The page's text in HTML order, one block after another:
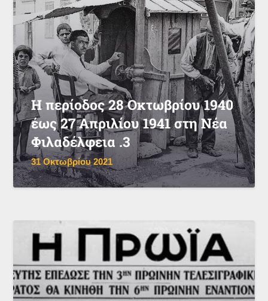
Η περίοδος 28 Οκτωβρίου 1940
έως 27 Απριλίου 1941 στη Νέα
Φιλαδέλφεια .3
31 Οκτωβρίου 2021